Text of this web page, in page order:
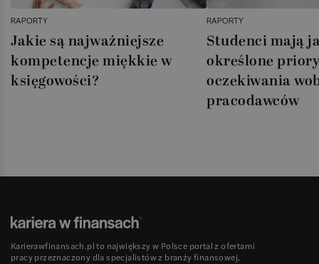
RAPORTY
Jakie są najważniejsze
kompetencje miękkie w
księgowości?
RAPORTY
Studenci mają
określone
oczekiwania
pracodawców
Karierawfinansach.pl to największy w Polsce portal z ofertami
pracy przeznaczony dla specjalistów z branży finansowej,